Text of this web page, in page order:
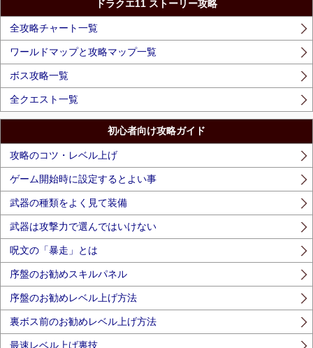
ドラクエ11 ストーリー攻略
全攻略チャート一覧
ワールドマップと攻略マップ一覧
ボス攻略一覧
全クエスト一覧
初心者向け攻略ガイド
攻略のコツ・レベル上げ
ゲーム開始時に設定するとよい事
武器の種類をよく見て装備
武器は攻撃力で選んではいけない
呪文の「暴走」とは
序盤のお勧めスキルパネル
序盤のお勧めレベル上げ方法
裏ボス前のお勧めレベル上げ方法
最速レベル上げ裏技